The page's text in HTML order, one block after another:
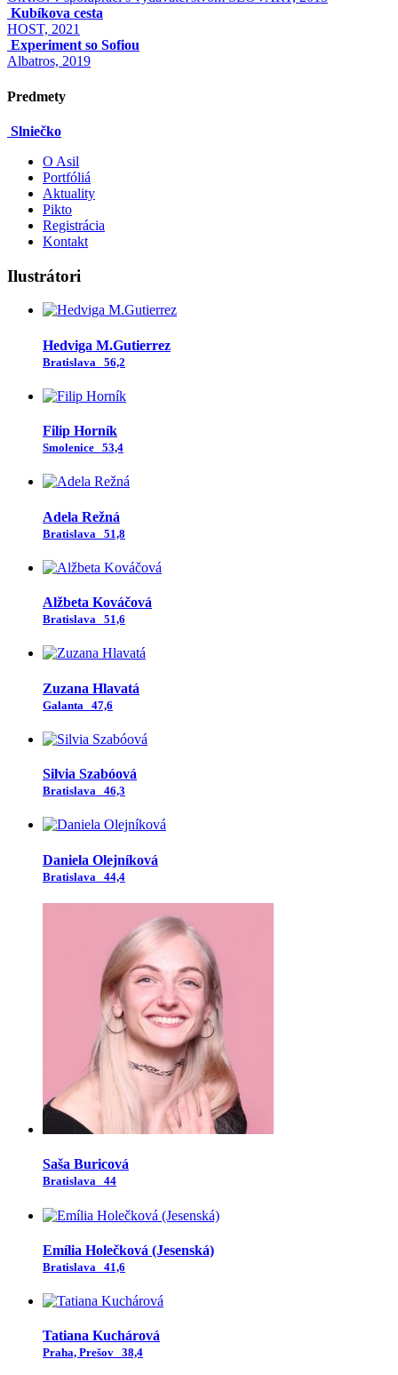
Kubíkova cesta
HOST, 2021
Experiment so Sofiou
Albatros, 2019
Predmety
Slniečko
O Asil
Portfóliá
Aktuality
Pikto
Registrácia
Kontakt
Ilustrátori
Hedviga M.Gutierrez
Bratislava 56,2
Filip Horník
Smolenice 53,4
Adela Režná
Bratislava 51,8
Alžbeta Kováčová
Bratislava 51,6
Zuzana Hlavatá
Galanta 47,6
Silvia Szabóová
Bratislava 46,3
Daniela Olejníková
Bratislava 44,4
Saša Buricová
Bratislava 44
Emília Holečková (Jesenská)
Bratislava 41,6
Tatiana Kuchárová
Praha, Prešov 38,4